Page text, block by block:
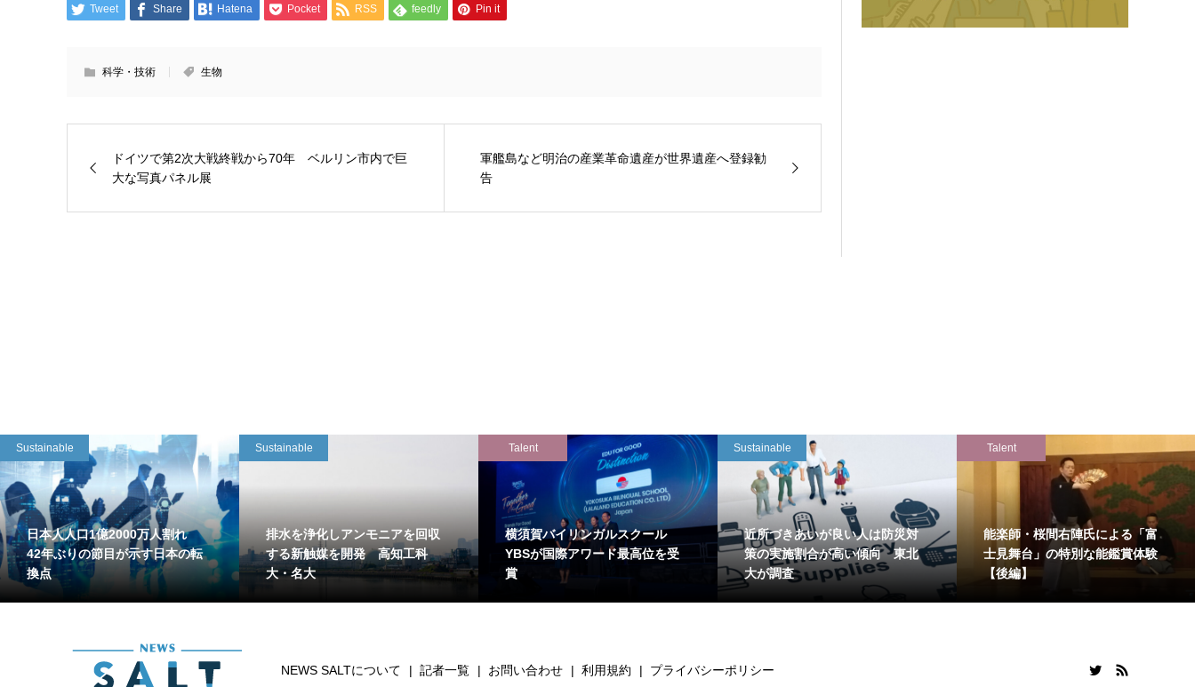
Tweet Share Hatena Pocket RSS feedly Pin it
科学・技術 生物
ドイツで第2次大戦終戦から70年 ベルリン市内で巨
大な写真パネル展
軍艦島など明治の産業革命遺産が世界遺産へ登録勧
告
Sustainable
日本人人口1億2000万人割れ
42年ぶりの節目が示す日本の転
換点
Sustainable
排水を浄化しアンモニアを回収
する新触媒を開発 高知工科
大・名大
Talent
横須賀バイリンガルスクール
YBSが国際アワード最高位を受
賞
Sustainable
近所づきあいが良い人は防災対
策の実施割合が高い傾向 東北
大が調査
Talent
能楽師・桜間右陣氏による「富
士見舞台」の特別な能鑑賞体験
【後編】
NEWS SALTについて 記者一覧 お問い合わせ 利用規約 プライバシーポリシー